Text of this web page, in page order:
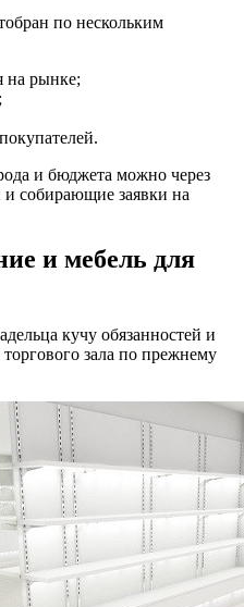
по нескольким
на рынке;
и бюджета можно через
собирающие заявки на
и мебель для
кучу обязанностей и
зала по прежнему